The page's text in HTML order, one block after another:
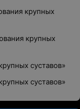
крупных
крупных
суставов»
суставов»